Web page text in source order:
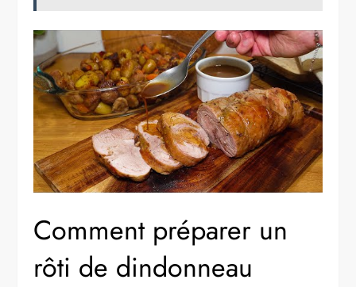
Comment préparer un
rôti de dindonneau